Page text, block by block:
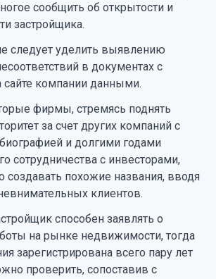
сообщить об открытости и
застройщика.
следует уделить выявлению
в документах с
компании данными.
фирмы, стремясь поднять
за счет других компаний с
и долгими годами
сотрудничества с инвесторами,
создавать похожие названия, вводя
клиентов.
способен заявлять о
на рынке недвижимости, тогда
зарегистрирована всего пару лет
проверить, сопоставив с